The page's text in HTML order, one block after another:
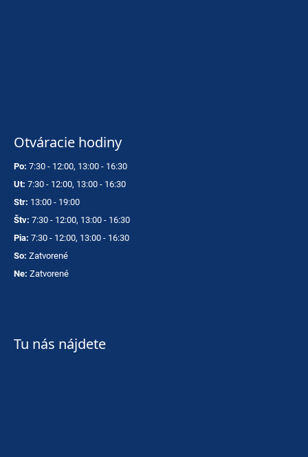
Otváracie hodiny
Po: 7:30 - 12:00, 13:00 - 16:30
Ut: 7:30 - 12:00, 13:00 - 16:30
Str: 13:00 - 19:00
Štv: 7:30 - 12:00, 13:00 - 16:30
Pia: 7:30 - 12:00, 13:00 - 16:30
So: Zatvorené
Ne: Zatvorené
Tu nás nájdete